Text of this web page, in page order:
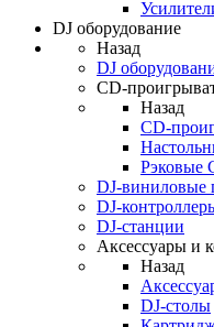
DJ оборудование
Назад
DJ
CD-
Назад
CD-
Рэковые
DJ-виниловые
DJ-
DJ-станции
Аксессуары и
Назад
DJ-столы